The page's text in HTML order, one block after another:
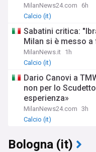
MilanNews24.com
6h
Calcio (it)
Sabatini critica:
Milan si è messo
MilanNews.it 1h
Calcio (it)
Dario Canovi a
non per lo
esperienza»
MilanNews24.com 3h
Calcio (it)
Bologna (it)